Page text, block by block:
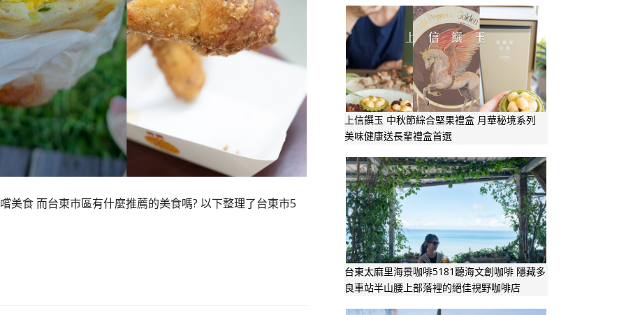
美食 而台東市區有什麼推薦的美食嗎? 以下整理了台東市5
上信饌玉 中秋節綜合堅果禮盒 月華秘境系列
美味健康送長輩禮盒首選
台東太麻里海景咖啡5181聽海文創咖啡 隱藏多
良車站半山腰上部落裡的絕佳視野咖啡店